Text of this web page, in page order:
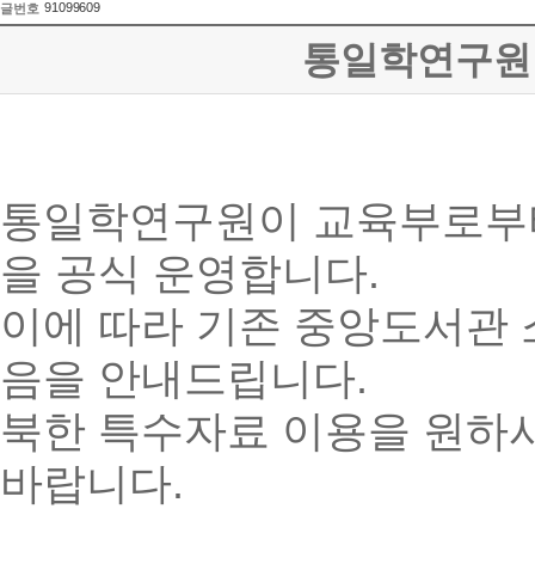
글번호 91099609
통일학연구
통일학연구원이 교육부로
을 공식 운영합니다.
이에 따라 기존 중앙도서관
음을 안내드립니다.
북한 특수자료 이용을 원하
바랍니다.